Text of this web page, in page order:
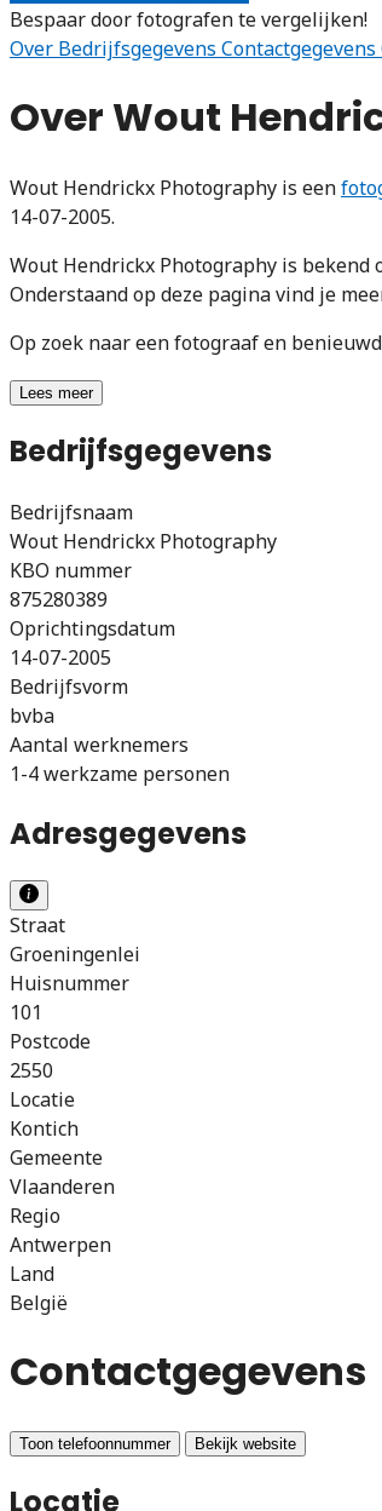
Bespaar door fotografen te vergelijken!
Over Bedrijfsgegevens Contactgegevens
Over Wout
Wout Hendrickx Photography is een
14-07-2005.
Wout Hendrickx Photography is bekend
Onderstaand op deze pagina vind je
Op zoek naar een fotograaf en
Lees meer
Bedrijfsgegevens
Bedrijfsnaam
Wout Hendrickx Photography
KBO nummer
875280389
Oprichtingsdatum
14-07-2005
Bedrijfsvorm
bvba
Aantal werknemers
1-4 werkzame personen
Adresgegevens
Straat
Groeningenlei
Huisnummer
101
Postcode
2550
Locatie
Kontich
Gemeente
Vlaanderen
Regio
Antwerpen
Land
België
Contactgegevens
Toon telefoonnummer Bekijk website
Locatie